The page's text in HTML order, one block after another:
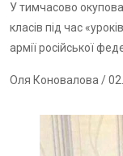
У тимчасово
класів під час
армії російської
Оля Коновалова /